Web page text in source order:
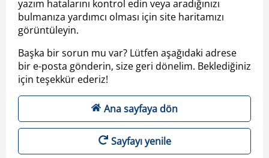
yazım hatalarını kontrol edin veya aradığınızı
bulmanıza yardımcı olması için site haritamızı
görüntüleyin.
Başka bir sorun mu var? Lütfen aşağıdaki adrese
bir e-posta gönderin, size geri dönelim. Beklediğiniz
için teşekkür ederiz!
Ana sayfaya dön
Sayfayı yenile